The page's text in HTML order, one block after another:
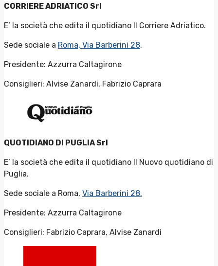
CORRIERE ADRIATICO Srl
E’ la società che edita il quotidiano Il Corriere Adriatico.
Sede sociale a Roma, Via Barberini 28.
Presidente: Azzurra Caltagirone
Consiglieri: Alvise Zanardi, Fabrizio Caprara
QUOTIDIANO DI PUGLIA Srl
E’ la società che edita il quotidiano Il Nuovo quotidiano di
Puglia.
Sede sociale a Roma, Via Barberini 28.
Presidente: Azzurra Caltagirone
Consiglieri: Fabrizio Caprara, Alvise Zanardi